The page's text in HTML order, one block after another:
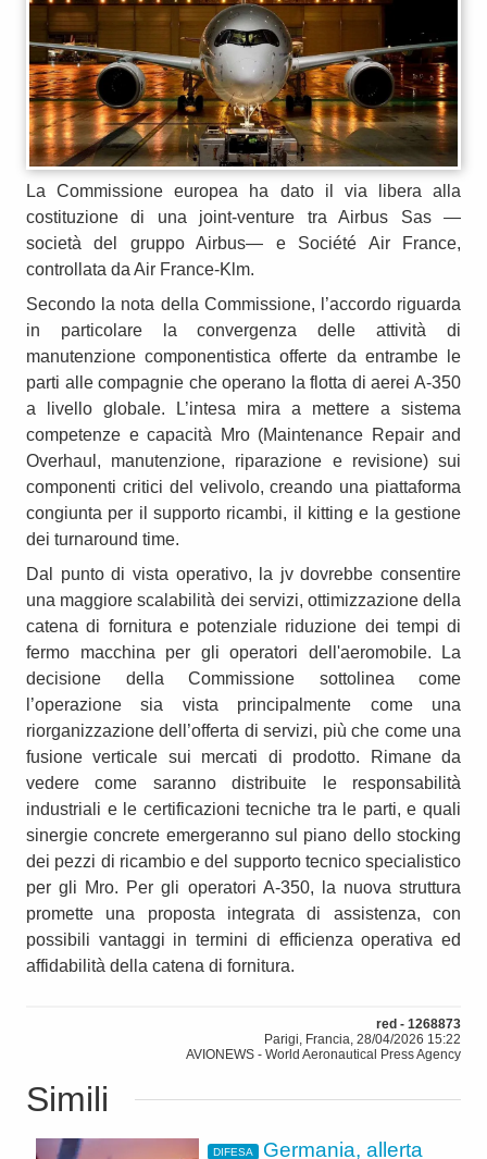
La Commissione europea ha dato il via libera alla
costituzione di una joint-venture tra Airbus Sas —
società del gruppo Airbus— e Société Air France,
controllata da Air France-Klm.
Secondo la nota della Commissione, l’accordo riguarda
in particolare la convergenza delle attività di
manutenzione componentistica offerte da entrambe le
parti alle compagnie che operano la flotta di aerei A-350
a livello globale. L’intesa mira a mettere a sistema
competenze e capacità Mro (Maintenance Repair and
Overhaul, manutenzione, riparazione e revisione) sui
componenti critici del velivolo, creando una piattaforma
congiunta per il supporto ricambi, il kitting e la gestione
dei turnaround time.
Dal punto di vista operativo, la jv dovrebbe consentire
una maggiore scalabilità dei servizi, ottimizzazione della
catena di fornitura e potenziale riduzione dei tempi di
fermo macchina per gli operatori dell'aeromobile. La
decisione della Commissione sottolinea come
l’operazione sia vista principalmente come una
riorganizzazione dell’offerta di servizi, più che come una
fusione verticale sui mercati di prodotto. Rimane da
vedere come saranno distribuite le responsabilità
industriali e le certificazioni tecniche tra le parti, e quali
sinergie concrete emergeranno sul piano dello stocking
dei pezzi di ricambio e del supporto tecnico specialistico
per gli Mro. Per gli operatori A-350, la nuova struttura
promette una proposta integrata di assistenza, con
possibili vantaggi in termini di efficienza operativa ed
affidabilità della catena di fornitura.
red - 1268873
Parigi, Francia, 28/04/2026 15:22
AVIONEWS - World Aeronautical Press Agency
Simili
DIFESA Germania, allerta